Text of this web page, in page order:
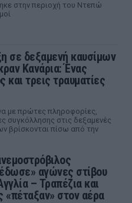
στην περιοχή του Ντεπώ
σε δεξαμενή καυσίμων
Κανάρια: Ένας
και τρεις τραυματίες
με πρώτες πληροφορίες,
συγκόλλησης στις δεξαμενές
βρίσκονται πίσω από την
αγώνες στίβου
– Τραπέζια και
«πέταξαν» στον αέρα